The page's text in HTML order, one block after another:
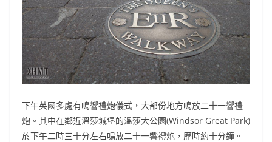
下午英國多處有鳴響禮炮儀式，大部份地方鳴放二十一響禮
炮。其中在鄰近溫莎城堡的溫莎大公園(Windsor Great Park)
於下午二時三十分左右鳴放二十一響禮炮，歷時約十分鐘。